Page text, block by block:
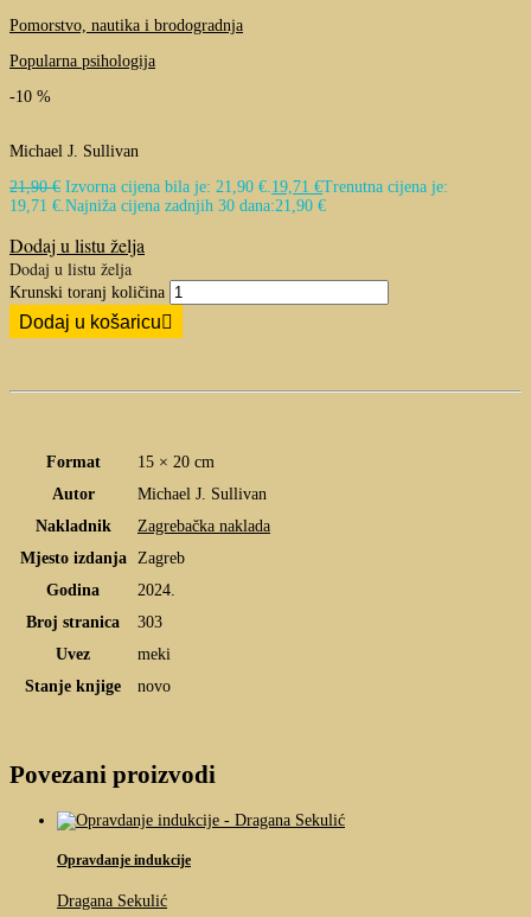
Pomorstvo, nautika i brodogradnja
Popularna psihologija
-10 %
Michael J. Sullivan
21,90€ Izvorna cijena bila je: 21,90 €. 19,71 €Trenutna cijena je:
19,71 €. Najniža cijena zadnjih 30 dana:21,90 €
Dodaj u listu želja
Dodaj u listu želja
Krunski toranj količina
Dodaj u košaricu
Format
15 × 20 cm
Autor
Michael J. Sullivan
Nakladnik
Zagrebačka naklada
Mjesto izdanja
Zagreb
Godina
2024.
Broj stranica
303
Uvez
meki
Stanje knjige
novo
Povezani proizvodi
Opravdanje indukcije
Dragana Sekulić